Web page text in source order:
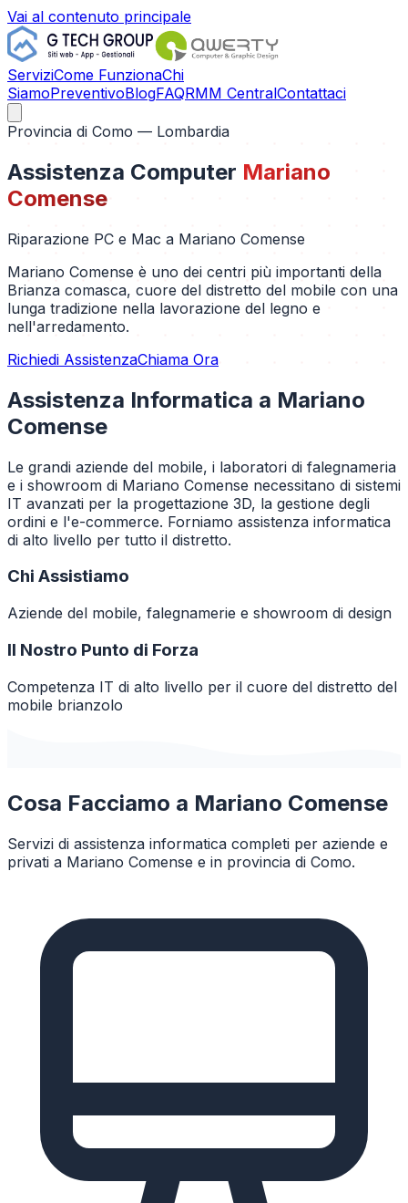
Vai al contenuto principale
ServiziCome FunzionaChi
SiamoPreventivoBlogFAQRMM CentralContattaci
Provincia di Como — Lombardia
Assistenza Computer Mariano
Comense
Riparazione PC e Mac a Mariano Comense
Mariano Comense è uno dei centri più importanti della
Brianza comasca, cuore del distretto del mobile con una
lunga tradizione nella lavorazione del legno e
nell'arredamento.
Richiedi AssistenzaChiama Ora
Assistenza Informatica a Mariano
Comense
Le grandi aziende del mobile, i laboratori di falegnameria
e i showroom di Mariano Comense necessitano di sistemi
IT avanzati per la progettazione 3D, la gestione degli
ordini e l'e-commerce. Forniamo assistenza informatica
di alto livello per tutto il distretto.
Chi Assistiamo
Aziende del mobile, falegnamerie e showroom di design
Il Nostro Punto di Forza
Competenza IT di alto livello per il cuore del distretto del
mobile brianzolo
Cosa Facciamo a Mariano Comense
Servizi di assistenza informatica completi per aziende e
privati a Mariano Comense e in provincia di Como.